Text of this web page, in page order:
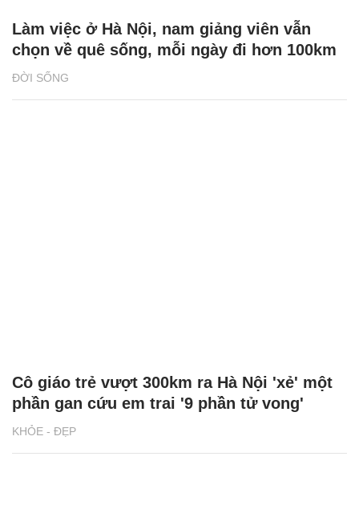
ĐỜI SỐNG
Làm việc ở Hà Nội, nam giảng viên vẫn
chọn về quê sống, mỗi ngày đi hơn 100km
KHỎE - ĐẸP
Cô giáo trẻ vượt 300km ra Hà Nội 'xẻ' một
phần gan cứu em trai '9 phần tử vong'